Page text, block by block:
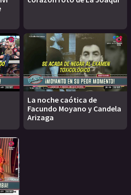
La noche caótica de
Facundo Moyano y Candela
Arizaga